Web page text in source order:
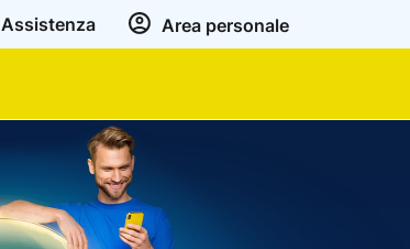
Assistenza Area personale